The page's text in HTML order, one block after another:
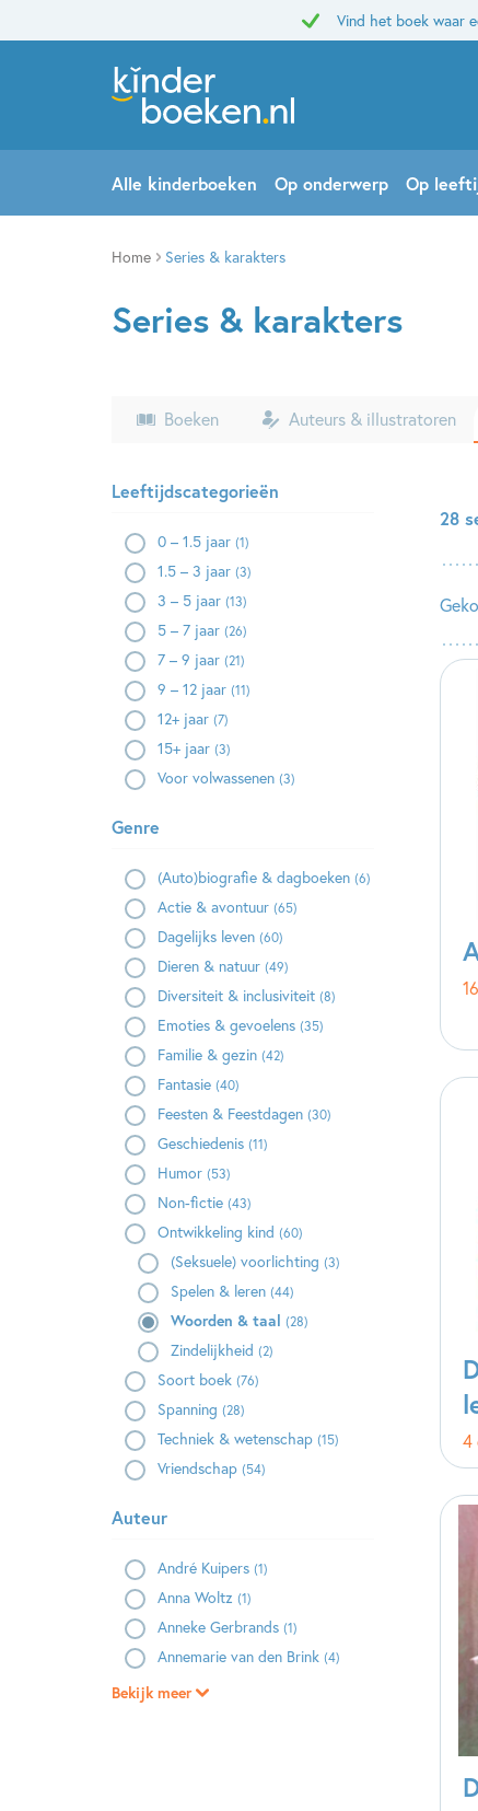
Vind het boek waar
Alle kinderboeken Op onderwerp Op
Home Series & karakters
Series & karakters
Boeken Auteurs & illustratoren
Leeftijdscategorieën
0 – 1.5 jaar (1)
1.5 – 3 jaar (3)
3 – 5 jaar (13)
5 – 7 jaar (26)
7 – 9 jaar (21)
9 – 12 jaar (11)
12+ jaar (7)
15+ jaar (3)
Voor volwassenen (3)
Genre
(Auto)biografie & dagboeken (6)
Actie & avontuur (65)
Dagelijks leven (60)
Dieren & natuur (49)
Diversiteit & inclusiviteit (8)
Emoties & gevoelens (35)
Familie & gezin (42)
Fantasie (40)
Feesten & Feestdagen (30)
Geschiedenis (11)
Humor (53)
Non-fictie (43)
Ontwikkeling kind (60)
(Seksuele) voorlichting (3)
Spelen & leren (44)
Woorden & taal (28)
Zindelijkheid (2)
Soort boek (76)
Spanning (28)
Techniek & wetenschap (15)
Vriendschap (54)
Auteur
André Kuipers (1)
Anna Woltz (1)
Anneke Gerbrands (1)
Annemarie van den Brink (4)
Bekijk meer
28
4